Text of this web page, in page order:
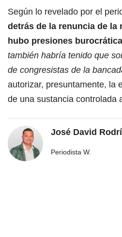
Según lo revelado por el
detrás de la renuncia de la
hubo presiones
también habría tenido que
de congresistas de la
autorizar, presuntamente, la
de una sustancia controlada
José David
Periodista W.